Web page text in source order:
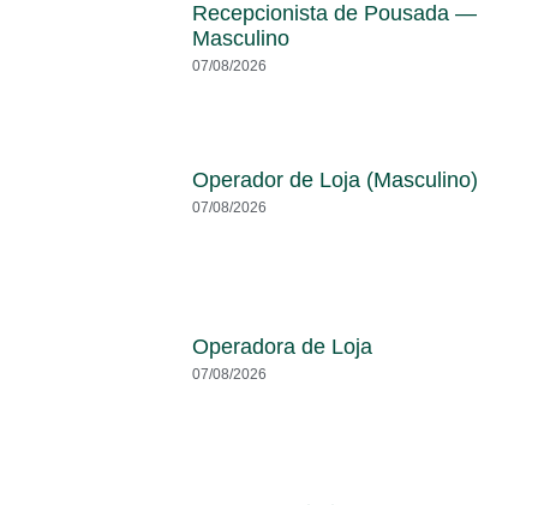
Recepcionista de Pousada —
Masculino
07/08/2026
Operador de Loja (Masculino)
07/08/2026
Operadora de Loja
07/08/2026